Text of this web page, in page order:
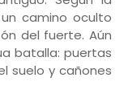
camino oculto
del fuerte. Aún
batalla: puertas
suelo y cañones